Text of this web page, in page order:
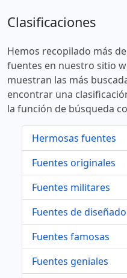
Clasificaciones
Hemos recopilado más
fuentes en nuestro sitio
muestran las más
encontrar una
la función de búsqueda
Hermosas fuentes
Fuentes originales
Fuentes militares
Fuentes de
Fuentes famosas
Fuentes geniales